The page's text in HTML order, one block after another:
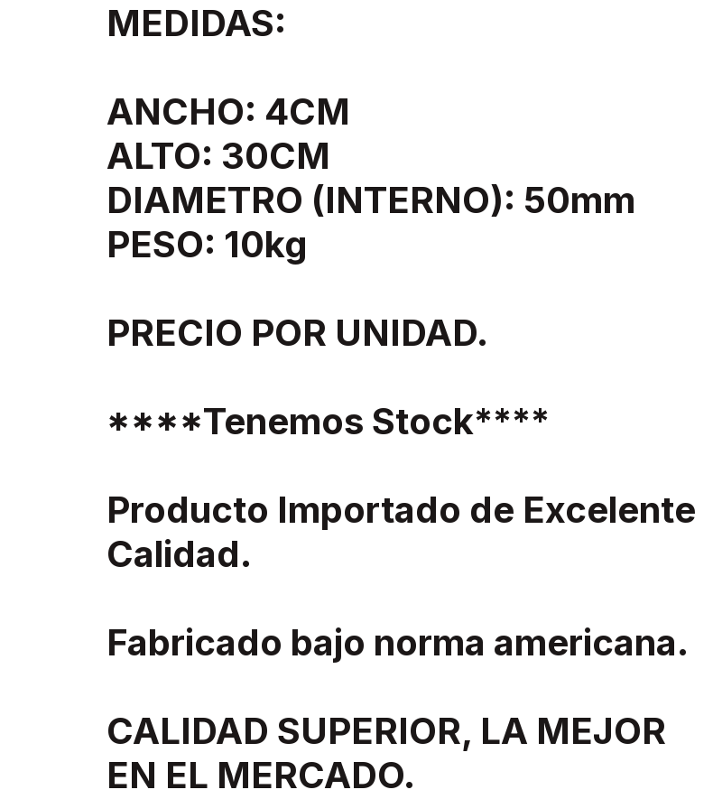
MEDIDAS:
ANCHO: 4CM
ALTO: 30CM
DIAMETRO (INTERNO): 50mm
PESO: 10kg
PRECIO POR UNIDAD.
****Tenemos Stock****
Producto Importado de Excelente
Calidad.
Fabricado bajo norma americana.
CALIDAD SUPERIOR, LA MEJOR
EN EL MERCADO.